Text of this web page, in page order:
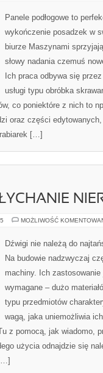
Panele podłogowe to
wykończenie posadzek w
biurze Maszynami
słowy nadania czemuś
Ich praca odbywa się
usługi typu obróbka
co poniektóre z nich to
oraz części edytowanych,
[…]
MOŻLIWOŚĆ
Dźwigi nie należą do
Na budowie nadzwyczaj
machiny. Ich
wymagane – dużo
typu przedmiotów
wagą, jaka uniemożliwia
z pomocą, jak wiadomo,
użycia odnajdzie się